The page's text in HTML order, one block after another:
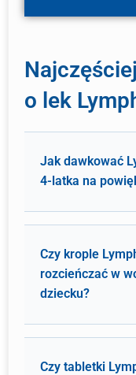
o lek
Jak dawkować
4-latka na
Czy krople
rozcieńczać w
dziecku?
Czy tabletki